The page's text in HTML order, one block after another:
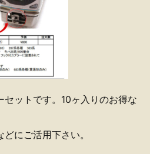
ットです。10ヶ入りのお得な
にご活用下さい。